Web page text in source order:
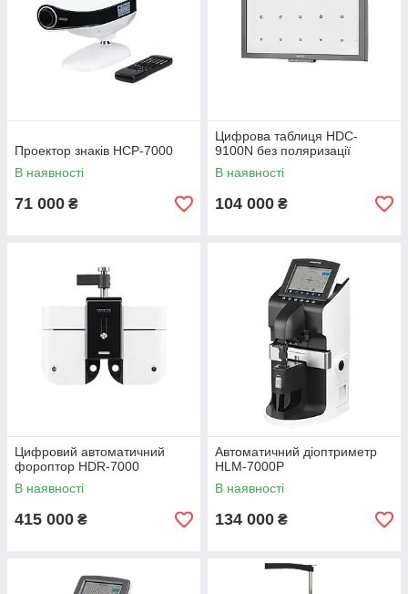
Проектор знаків HCP-7000
В наявності
71 000 ₴
Цифрова таблиця HDC-
9100N без поляризації
В наявності
104 000 ₴
Цифровий автоматичний
фороптор HDR-7000
В наявності
415 000 ₴
Автоматичний діоптриметр
HLM-7000P
В наявності
134 000 ₴